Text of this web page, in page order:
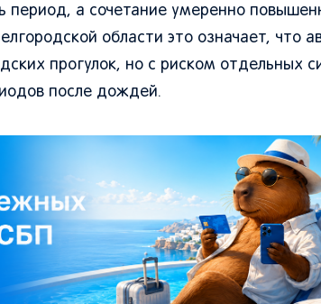
период, а сочетание умеренно
области это означает, что
прогулок, но с риском отдельных
после дождей.